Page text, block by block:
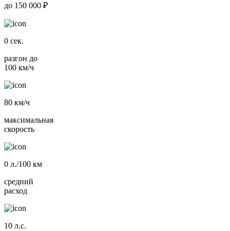
до 150 000 ₽
0 сек.
разгон до
100 км/ч
80 км/ч
максимальная
скорость
0 л./100 км
средний
расход
10 л.с.